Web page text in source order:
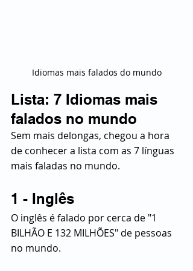
Idiomas mais falados do mundo
Lista: 7 Idiomas mais
falados no mundo
Sem mais delongas, chegou a hora
de conhecer a lista com as 7 línguas
mais faladas no mundo.
1 - Inglês
O inglês é falado por cerca de "1
BILHÃO E 132 MILHÕES" de pessoas
no mundo.